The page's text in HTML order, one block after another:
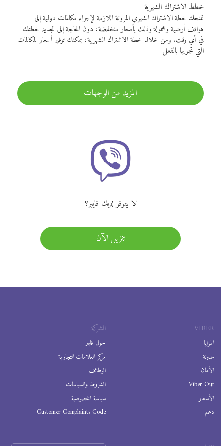
خطط الاشتراك الشهرية
تمنحك خطة الاشتراك الشهري المرونة اللازمة لإجراء مكالمات دولية إلى
هواتف أرضية ومحمولة وذلك بأسعار منخفضة، دون الحاجة إلى تجديد خطتك
في أي وقت. ومن خلال خطة الاشتراك الشهرية، يمكنك توفير أسعار المكالمات
التي تجريها بالفعل
المزيد من الوجهات
لا يتوفر لديك فايبر؟
تنزيل الآن
VIBER
المزايا
مدونة
الأمان
Viber Out
الأسعار
دعم
الشركة
حول فايبر
مركز العلامات التجارية
الوظائف
الشروط والسياسات
سياسة الخصوصية
Customer Complaints Code